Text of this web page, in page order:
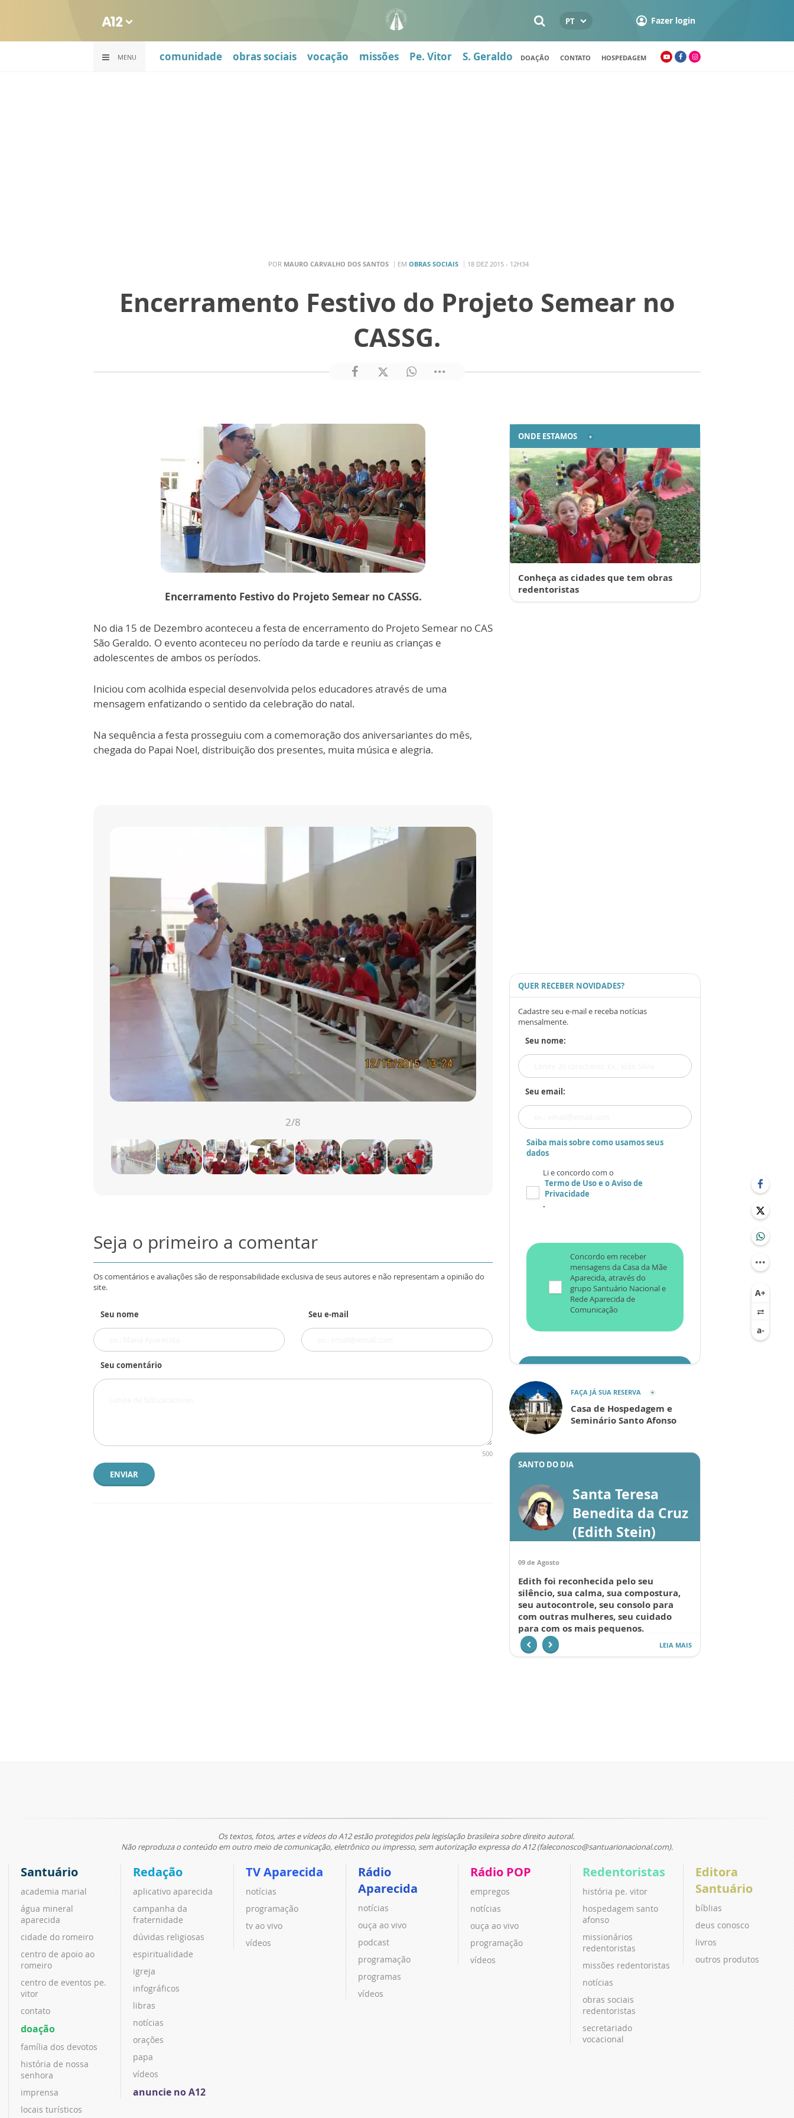
PT Fazer login
MENU comunidade obras sociais vocação missões Pe. Vitor S. Geraldo DOAÇÃO CONTATO HOSPEDAGEM
POR MAURO CARVALHO DOS SANTOS EM OBRAS SOCIAIS 18 DEZ 2015 - 12H34
Encerramento Festivo do Projeto Semear no
CASSG.
Encerramento Festivo do Projeto Semear no CASSG.
No dia 15 de Dezembro aconteceu a festa de encerramento do Projeto Semear no CAS
São Geraldo. O evento aconteceu no período da tarde e reuniu as crianças e
adolescentes de ambos os períodos.
Iniciou com acolhida especial desenvolvida pelos educadores através de uma
mensagem enfatizando o sentido da celebração do natal.
Na sequência a festa prosseguiu com a comemoração dos aniversariantes do mês,
chegada do Papai Noel, distribuição dos presentes, muita música e alegria.
2/8
Seja o primeiro a comentar
Os comentários e avaliações são de responsabilidade exclusiva de seus autores e não representam a opinião do
site.
Seu nome Seu e-mail
Seu comentário
500
ENVIAR
ONDE ESTAMOS
Conheça as cidades que tem obras
redentoristas
QUER RECEBER NOVIDADES?
Cadastre seu e-mail e receba notícias
mensalmente.
Seu nome:
Seu email:
Saiba mais sobre como usamos seus
dados
Li e concordo com o
Termo de Usoe oAviso de
Privacidade
.
Concordo em receber
mensagens da Casa da Mãe
Aparecida, através do
grupo Santuário Nacional e
Rede Aparecida de
Comunicação
ENVIAR
FAÇA JÁ SUA RESERVA
Casa de Hospedagem e
Seminário Santo Afonso
SANTO DO DIA
Santa Teresa
Benedita da Cruz
(Edith Stein)
09 de Agosto
Edith foi reconhecida pelo seu
silêncio, sua calma, sua compostura,
seu autocontrole, seu consolo para
com outras mulheres, seu cuidado
para com os mais pequenos.
LEIA MAIS
Os textos, fotos, artes e vídeos do A12 estão protegidos pela legislação brasileira sobre direito autoral.
Não reproduza o conteúdo em outro meio de comunicação, eletrônico ou impresso, sem autorização expressa do A12 (faleconosco@santuarionacional.com).
Santuário
academia marial
água mineral
aparecida
cidade do romeiro
centro de apoio ao
romeiro
centro de eventos pe.
vitor
contato
doação
família dos devotos
história de nossa
senhora
imprensa
locais turísticos
Redação
aplicativo aparecida
campanha da
fraternidade
dúvidas religiosas
espiritualidade
igreja
infográficos
libras
notícias
orações
papa
vídeos
anuncie no A12
TV Aparecida
notícias
programação
tv ao vivo
vídeos
Rádio
Aparecida
notícias
ouça ao vivo
podcast
programação
programas
vídeos
Rádio POP
empregos
notícias
ouça ao vivo
programação
vídeos
Redentoristas
história pe. vitor
hospedagem santo
afonso
missionários
redentoristas
missões redentoristas
notícias
obras sociais
redentoristas
secretariado
vocacional
Editora
Santuário
bíblias
deus conosco
livros
outros produtos